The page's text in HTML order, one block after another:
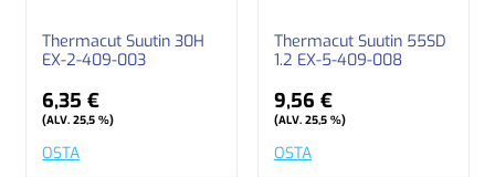
Thermacut Suutin 30H
EX-2-409-003
6,35 €
(ALV. 25,5 %)
OSTA
Thermacut Suutin 55SD
1.2 EX-5-409-008
9,56 €
(ALV. 25,5 %)
OSTA